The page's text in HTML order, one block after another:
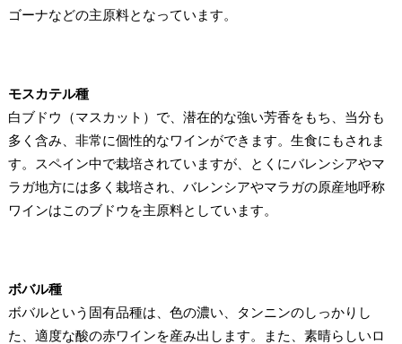
ゴーナなどの主原料となっています。
モスカテル種
白ブドウ（マスカット）で、潜在的な強い芳香をもち、当分も
多く含み、非常に個性的なワインができます。生食にもされま
す。スペイン中で栽培されていますが、とくにバレンシアやマ
ラガ地方には多く栽培され、バレンシアやマラガの原産地呼称
ワインはこのブドウを主原料としています。
ボバル種
ボバルという固有品種は、色の濃い、タンニンのしっかりし
た、適度な酸の赤ワインを産み出します。また、素晴らしいロ